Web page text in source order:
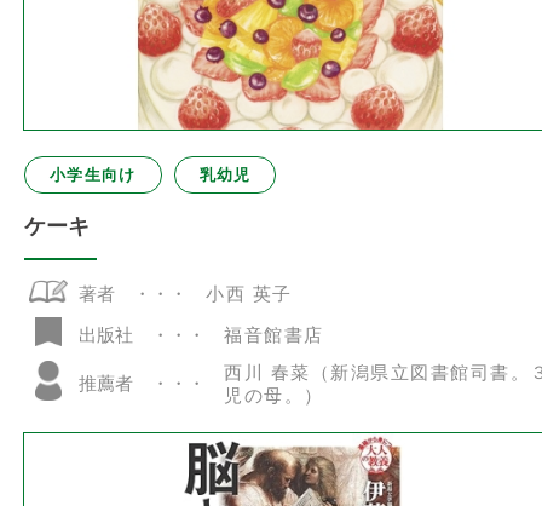
小学生向け 乳幼児
ケーキ
著者
小西 英子
出版社
福音館書店
推薦者
西川 春菜（新潟県立図書館司書。
児の母。）